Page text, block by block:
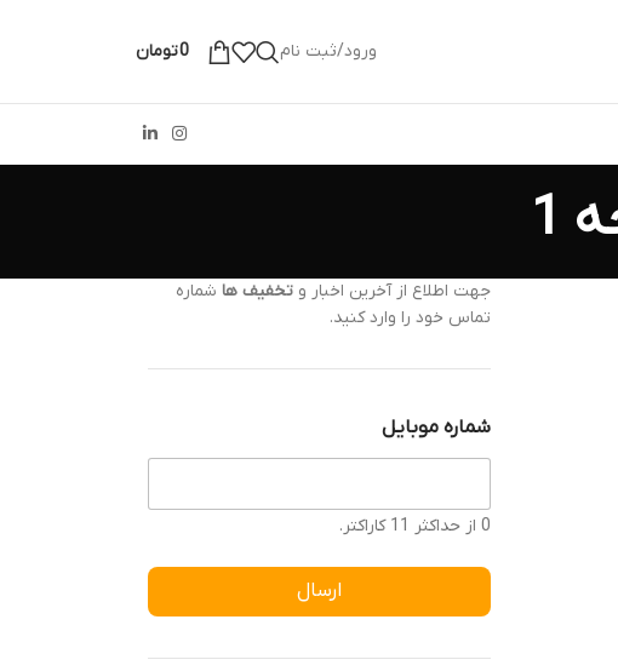
ورود/ثبت نام 0تومان
جهت اطلاع از آخرین اخبار و تخفیف ها شماره
تماس خود را وارد کنید.
شماره موبایل
0 از حداکثر 11 کاراکتر.
ارسال